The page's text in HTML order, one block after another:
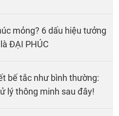
mỏng? 6 dấu hiệu tưởng
ĐẠI PHÚC
bế tắc như bình thường:
lý thông minh sau đây!